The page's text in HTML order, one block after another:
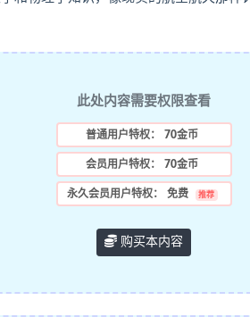
此处内容需要权限查看
普通用户特权： 70金币
会员用户特权： 70金币
永久会员用户特权： 免费 推荐
购买本内容